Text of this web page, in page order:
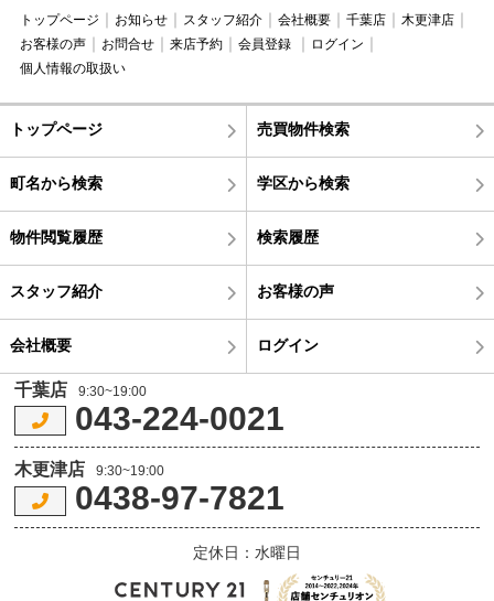
トップページ お知らせ スタッフ紹介 会社概要 千葉店
木更津店
お客様の声
お問合せ 来店予約 会員登録
ログイン
個人情報の取扱い
トップページ 売買物件検索
町名から検索 学区から検索
物件閲覧履歴 検索履歴
スタッフ紹介 お客様の声
会社概要 ログイン
千葉店 9:30~19:00
043-224-0021
木更津店 9:30~19:00
0438-97-7821
定休日：水曜日